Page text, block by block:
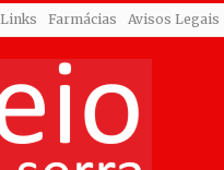
Links Farmácias Avisos Legais